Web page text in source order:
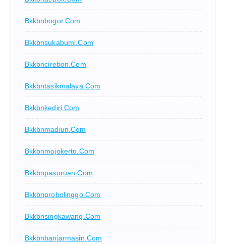
Bkkbnbogor.com
Bkkbnsukabumi.com
Bkkbncirebon.com
Bkkbntasikmalaya.com
Bkkbnkediri.com
Bkkbnmadiun.com
Bkkbnmojokerto.com
Bkkbnpasuruan.com
Bkkbnprobolinggo.com
Bkkbnsingkawang.com
Bkkbnbanjarmasin.com